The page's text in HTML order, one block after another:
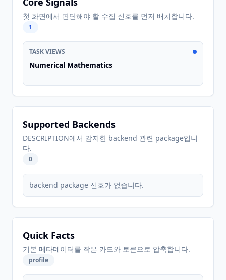
첫 화면에서 판단해야 할 수집 신호를 먼저 배치합니다.
1
TASK VIEWS
Numerical Mathematics
Supported Backends
DESCRIPTION에서 감지한 backend 관련 package입니
다.
0
backend package 신호가 없습니다.
Quick Facts
기본 메타데이터를 작은 카드와 토큰으로 압축합니다.
profile